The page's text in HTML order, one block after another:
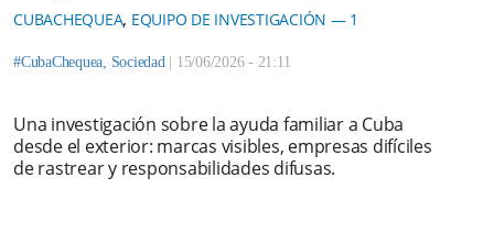
CUBACHEQUEA, EQUIPO DE INVESTIGACIÓN — 1
#CubaChequea Sociedad | 15/06/2026 - 21:11
Una investigación sobre la ayuda familiar a Cuba
desde el exterior: marcas visibles, empresas difíciles
de rastrear y responsabilidades difusas.